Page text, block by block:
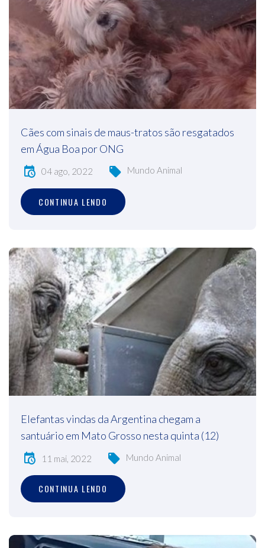
Cães com sinais de maus-tratos são resgatados
em Água Boa por ONG
04 ago, 2022 Mundo Animal
CONTINUA LENDO
Elefantas vindas da Argentina chegam a
santuário em Mato Grosso nesta quinta (12)
11 mai, 2022 Mundo Animal
CONTINUA LENDO